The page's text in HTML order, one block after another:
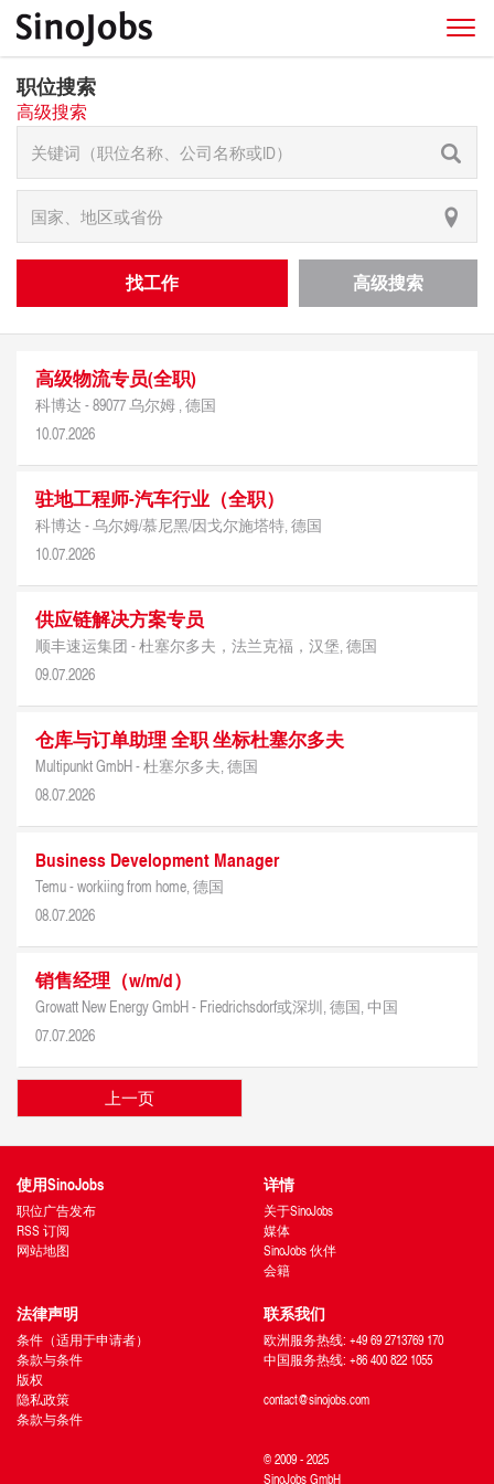
职位搜索
高级搜索
找工作 高级搜索
高级物流专员(全职)
科博达 -89077 乌尔姆 , 德国
10.07.2026
驻地工程师-汽车行业（全职）
科博达 -乌尔姆/慕尼黑/因戈尔施塔特, 德国
10.07.2026
供应链解决方案专员
顺丰速运集团 -杜塞尔多夫，法兰克福，汉堡, 德国
09.07.2026
仓库与订单助理 全职 坐标杜塞尔多夫
Multipunkt GmbH -杜塞尔多夫, 德国
08.07.2026
Business Development Manager
Temu -workiing from home, 德国
08.07.2026
销售经理（w/m/d）
Growatt New Energy GmbH - Friedrichsdorf或深圳, 德国, 中国
07.07.2026
上一页
使用SinoJobs
职位广告发布
RSS 订阅
网站地图
详情
关于SinoJobs
媒体
SinoJobs 伙伴
会籍
法律声明
条件（适用于申请者）
条款与条件
版权
隐私政策
条款与条件
联系我们
欧洲服务热线: +49 69 2713769 170
中国服务热线: +86 400 822 1055
contact@sinojobs.com
© 2009 - 2025
SinoJobs GmbH